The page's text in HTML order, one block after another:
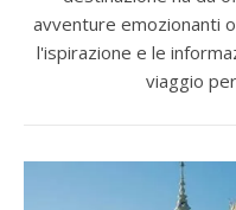
avventure emozionanti
l'ispirazione e le
viaggio